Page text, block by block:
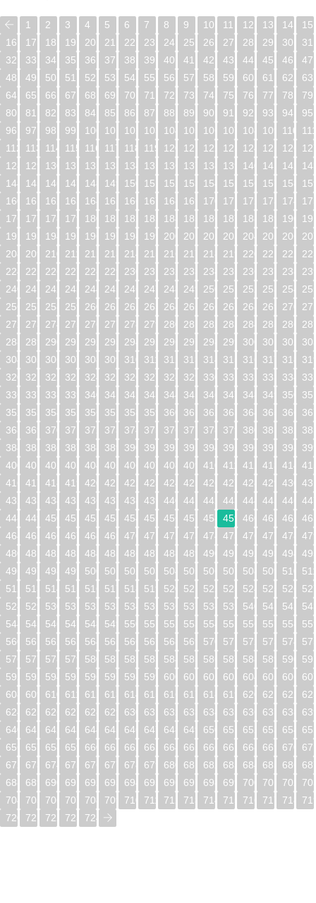
1 2 3 4 5 6 7 8 9 10 11 12 13 14
15
16
17 18 19 20 21 22 23 24 25 26 27 28 29 30
31
32
33 34 35 36 37 38 39 40 41 42 43 44 45 46
47
48
49 50 51 52 53 54 55 56 57 58 59 60 61 62
63
64
65 66 67 68 69 70 71 72 73 74 75 76 77 78
79
80
81 82 83 84 85 86 87 88 89 90 91 92 93 94
95
96
97 98 99 100 101 102 103 104 105 106 107 108 109 110
112
113 114 115 116 117 118 119 120 121 122 123 124 125 126
128
129 130 131 132 133 134 135 136 137 138 139 140 141 142
144
145 146 147 148 149 150 151 152 153 154 155 156 157 158
160
161 162 163 164 165 166 167 168 169 170 171 172 173 174
176
177 178 179 180 181 182 183 184 185 186 187 188 189 190
192
193 194 195 196 197 198 199 200 201 202 203 204 205 206
208
209 210 211 212 213 214 215 216 217 218 219 220 221 222
224
225 226 227 228 229 230 231 232 233 234 235 236 237 238
240
241 242 243 244 245 246 247 248 249 250 251 252 253 254
256
257 258 259 260 261 262 263 264 265 266 267 268 269 270
272
273 274 275 276 277 278 279 280 281 282 283 284 285 286
288
289 290 291 292 293 294 295 296 297 298 299 300 301 302
304
305 306 307 308 309 310 311 312 313 314 315 316 317 318
320
321 322 323 324 325 326 327 328 329 330 331 332 333 334
336
337 338 339 340 341 342 343 344 345 346 347 348 349 350
352
353 354 355 356 357 358 359 360 361 362 363 364 365 366
368
369 370 371 372 373 374 375 376 377 378 379 380 381 382
384
385 386 387 388 389 390 391 392 393 394 395 396 397 398
400
401 402 403 404 405 406 407 408 409 410 411 412 413 414
416
417 418 419 420 421 422 423 424 425 426 427 428 429 430
432
433 434 435 436 437 438 439 440 441 442 443 444 445 446
448
449 450 451 452 453 454 455 456 457 458 459 460 461 462
464
465 466 467 468 469 470 471 472 473 474 475 476 477 478
480
481 482 483 484 485 486 487 488 489 490 491 492 493 494
496
497 498 499 500 501 502 503 504 505 506 507 508 509 510
512
513 514 515 516 517 518 519 520 521 522 523 524 525 526
528
529 530 531 532 533 534 535 536 537 538 539 540 541 542
544
545 546 547 548 549 550 551 552 553 554 555 556 557 558
560
561 562 563 564 565 566 567 568 569 570 571 572 573 574
576
577 578 579 580 581 582 583 584 585 586 587 588 589 590
592
593 594 595 596 597 598 599 600 601 602 603 604 605 606
608
609 610 611 612 613 614 615 616 617 618 619 620 621 622
624
625 626 627 628 629 630 631 632 633 634 635 636 637 638
640
641 642 643 644 645 646 647 648 649 650 651 652 653 654
656
657 658 659 660 661 662 663 664 665 666 667 668 669 670
672
673 674 675 676 677 678 679 680 681 682 683 684 685 686
688
689 690 691 692 693 694 695 696 697 698 699 700 701 702
704
705 706 707 708 709 710 711 712 713 714 715 716 717 718
720
721 722 723 724